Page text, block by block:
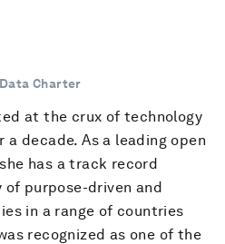
Charter
at the crux of technology
decade. As a leading open
has a track record
purpose-driven and
in a range of countries
recognized as one of the